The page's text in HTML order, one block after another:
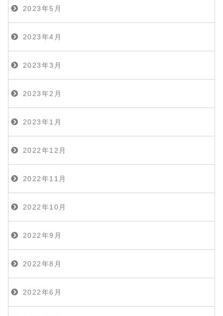
2023年5月
2023年4月
2023年3月
2023年2月
2023年1月
2022年12月
2022年11月
2022年10月
2022年9月
2022年8月
2022年6月